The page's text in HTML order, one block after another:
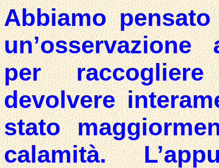
Abbiamo
per
devolvere
stato
calamità.